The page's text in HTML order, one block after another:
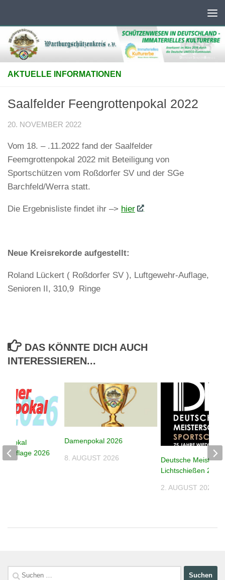
AKTUELLE INFORMATIONEN
Saalfelder Feengrottenpokal 2022
20. NOVEMBER 2022
Vom 18. – .11.2022 fand der Saalfelder
Feemgrottenpokal 2022 mit Beteiligung von
Sportschützen vom Roßdorfer SV und der SGe
Barchfeld/Werra statt.
Die Ergebnisliste findet ihr –> hier
Neue Kreisrekorde aufgestellt:
Roland Lückert ( Roßdorfer SV ), Luftgewehr-Auflage,
Senioren II, 310,9 Ringe
DAS KÖNNTE DICH AUCH
INTERESSIEREN...
Damenpokal 2026
8. AUGUST 2026
Deutsche
Lichtschießen 2026
2. AUGUST 2026
– Auflage 2026
Suchen